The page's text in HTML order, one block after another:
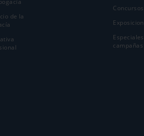
de la
Concursos
campañas